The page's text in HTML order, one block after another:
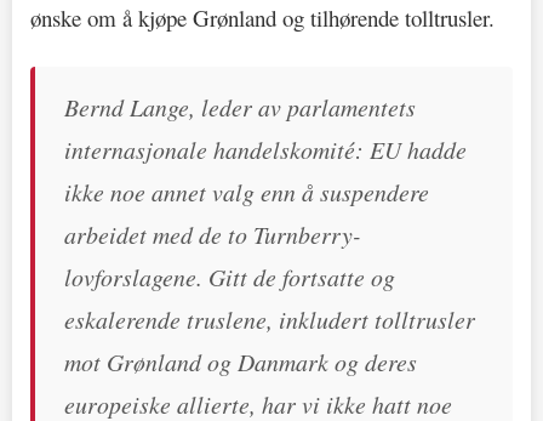
ønske om å kjøpe Grønland og tilhørende tolltrusler.
Bernd Lange, leder av parlamentets
internasjonale handelskomité: EU hadde
ikke noe annet valg enn å suspendere
arbeidet med de to Turnberry-
lovforslagene. Gitt de fortsatte og
eskalerende truslene, inkludert tolltrusler
mot Grønland og Danmark og deres
europeiske allierte, har vi ikke hatt noe